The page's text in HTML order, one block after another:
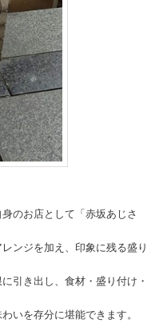
のお店として「赤坂あじさ
ンジを加え、印象に残る盛り
引き出し、食材・盛り付け・
いを存分に堪能できます。